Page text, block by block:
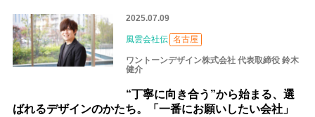
2025.07.09
風雲会社伝 名古屋
ワントーンデザイン株式会社 代表取締役 鈴木
健介
“丁寧に向き合う”から始まる、選
ばれるデザインのかたち。「一番にお願いしたい会社」